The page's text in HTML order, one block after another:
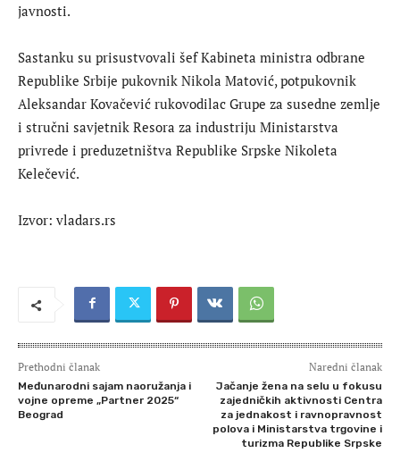
javnosti.
Sastanku su prisustvovali šef Kabineta ministra odbrane
Republike Srbije pukovnik Nikola Matović, potpukovnik
Aleksandar Kovačević rukovodilac Grupe za susedne zemlje
i stručni savjetnik Resora za industriju Ministarstva
privrede i preduzetništva Republike Srpske Nikoleta
Kelečević.
Izvor: vladars.rs
Prethodni članak
Međunarodni sajam naoružanja i
vojne opreme „Partner 2025“
Beograd
Naredni članak
Jačanje žena na selu u fokusu
zajedničkih aktivnosti Centra
za jednakost i ravnopravnost
polova i Ministarstva trgovine i
turizma Republike Srpske